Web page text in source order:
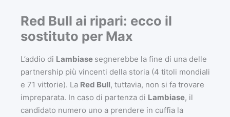
Red Bull ai ripari: ecco il
sostituto per Max
L’addio di Lambiase segnerebbe la fine di una delle
partnership più vincenti della storia (4 titoli mondiali
e 71 vittorie). La Red Bull, tuttavia, non si fa trovare
impreparata. In caso di partenza di Lambiase, il
candidato numero uno a prendere in cuffia la